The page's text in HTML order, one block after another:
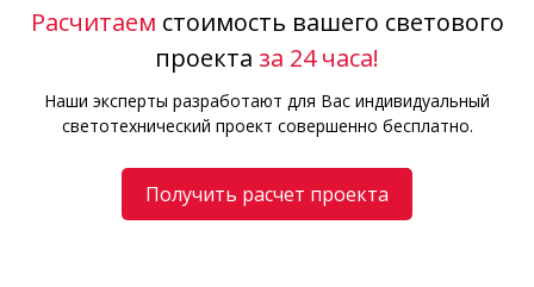
Расчитаем стоимость вашего светового
проекта за 24 часа!
Наши эксперты разработают для Вас индивидуальный
светотехнический проект совершенно бесплатно.
Получить расчет проекта